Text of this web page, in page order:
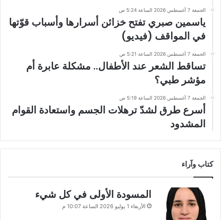
الجمعة 7 أغسطس 2026 الساعة 5:24 ص
ياسمين صبري تفتح خزائن أسرارها وأسباب قوّتها
في المواقف (فيديو)
الجمعة 7 أغسطس 2026 الساعة 5:21 ص
تساقط الشعر عند الأطفال.. مشكلة عابرة أم
مؤشر طبي؟
الجمعة 7 أغسطس 2026 الساعة 5:19 ص
أسرع طرق لشدّ ترهلات الجسم واستعادة القوام
المشدود
كتاب وآراء
المسودة الأولى في كل شيء
الأربعاء 1 يوليو 2026 الساعة 10:07 م